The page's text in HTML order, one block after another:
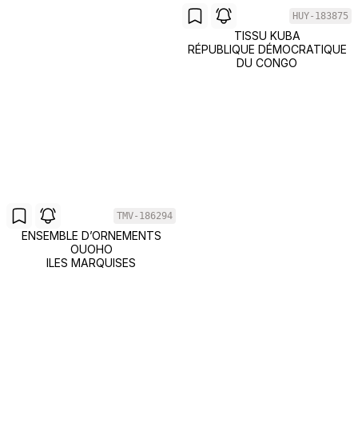
TMV-186294
ENSEMBLE D’ORNEMENTS
OUOHO
ILES MARQUISES
HUY-183875
TISSU KUBA
RÉPUBLIQUE DÉMOCRATIQUE
DU CONGO